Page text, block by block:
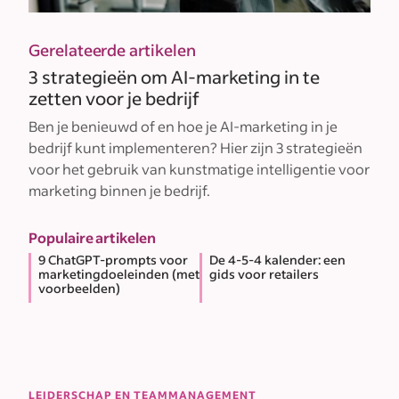
Gerelateerde artikelen
3 strategieën om AI-marketing in te
zetten voor je bedrijf
Ben je benieuwd of en hoe je AI-marketing in je
bedrijf kunt implementeren? Hier zijn 3 strategieën
voor het gebruik van kunstmatige intelligentie voor
marketing binnen je bedrijf.
Populaire artikelen
9 ChatGPT-prompts voor
marketingdoeleinden (met
voorbeelden)
De 4-5-4 kalender: een
gids voor retailers
LEIDERSCHAP EN TEAMMANAGEMENT